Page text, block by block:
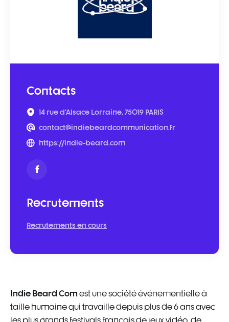
Contacts
14 rue d'Alsace Lorraine, 75019 PARIS
contact@indiebeardcommunication.fr
https://indie-beard.com
Recrutements
Recrutements en cours
Indie Beard Com est une société événementielle à
taille humaine qui travaille depuis plus de 6 ans avec
les plus grands festivals français de jeux vidéo, de